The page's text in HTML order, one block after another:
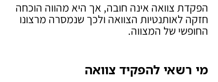
הפקדת צוואה אינה חובה, אך היא מהווה הוכחה
חזקה לאותנטיות הצוואה ולכך שנמסרה מרצונו
החופשי של המצווה.
מי רשאי להפקיד צוואה